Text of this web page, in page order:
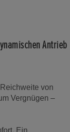
Antrieb
von
Vergnügen –
Ein